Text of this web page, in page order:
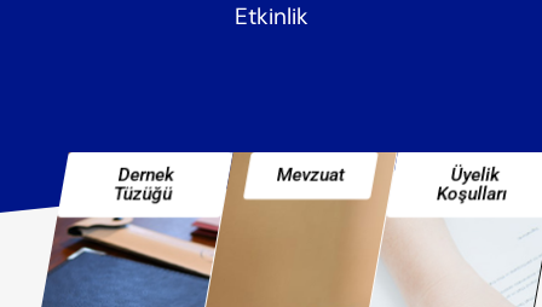
Etkinlik
Dernek
Tüzüğü
Mevzuat
Üyelik
Koşulları